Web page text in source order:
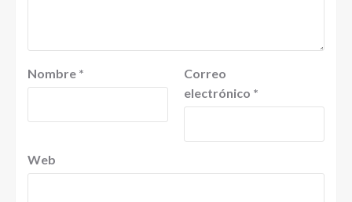
Nombre *
Correo
electrónico *
Web